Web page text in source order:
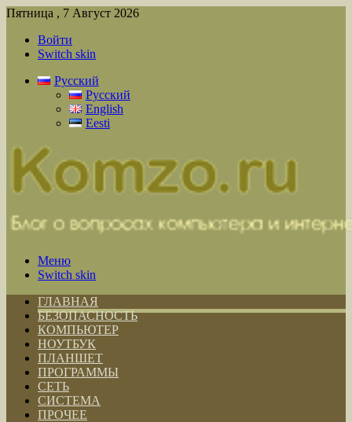
Пятница , 7 Август 2026
Войти
Switch skin
Русский
Русский
English
Eesti
Меню
Switch skin
ГЛАВНАЯ
БЕЗОПАСНОСТЬ
КОМПЬЮТЕР
НОУТБУК
ПЛАНШЕТ
ПРОГРАММЫ
СЕТЬ
СИСТЕМА
ПРОЧЕЕ